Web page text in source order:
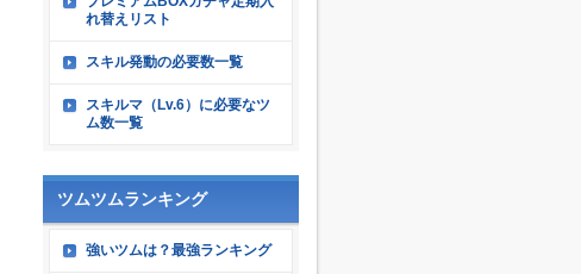
れ替えリスト
スキル発動の必要数一覧
スキルマ（Lv.6）に必要なツ
ム数一覧
ツムツムランキング
強いツムは？最強ランキング